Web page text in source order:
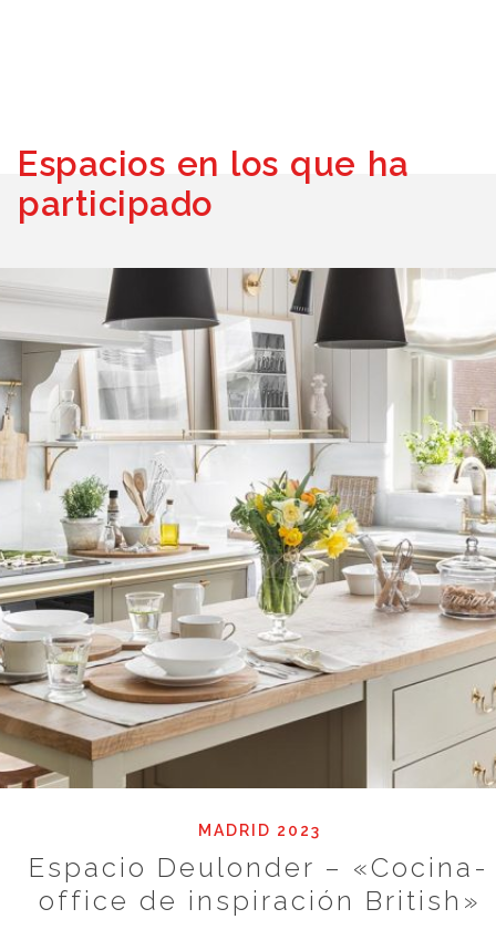
Espacios en los que ha
participado
MADRID 2023
Espacio Deulonder – «Cocina-
office de inspiración British»